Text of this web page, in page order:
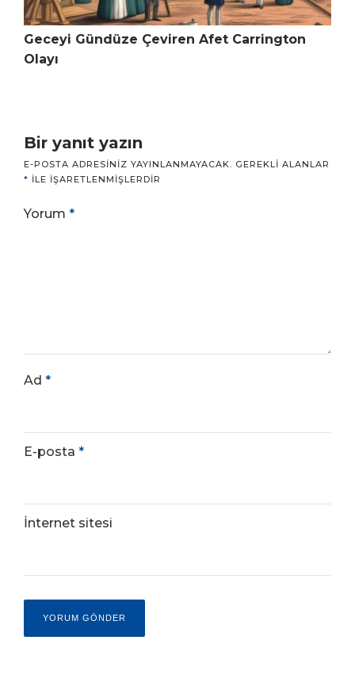
Geceyi Gündüze Çeviren Afet Carrington
Olayı
Bir yanıt yazın
E-POSTA ADRESINIZ YAYINLANMAYACAK. GEREKLI ALANLAR
* ILE IŞARETLENMIŞLERDIR
Yorum *
Ad *
E-posta *
İnternet sitesi